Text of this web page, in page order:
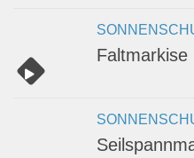
Faltmarkise